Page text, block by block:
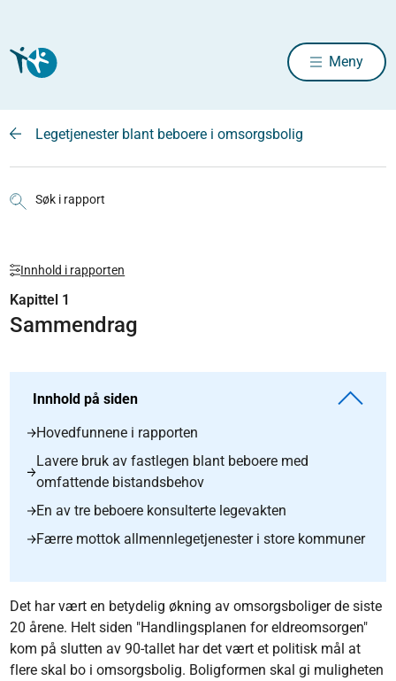
Meny
Legetjenester blant beboere i omsorgsbolig
Søk i rapport
Innhold i rapporten
Kapittel 1
Sammendrag
Innhold på siden
Hovedfunnene i rapporten
Lavere bruk av fastlegen blant beboere med
omfattende bistandsbehov
En av tre beboere konsulterte legevakten
Færre mottok allmennlegetjenester i store kommuner
Det har vært en betydelig økning av omsorgsboliger de siste
20 årene. Helt siden "Handlingsplanen for eldreomsorgen"
kom på slutten av 90-tallet har det vært et politisk mål at
flere skal bo i omsorgsbolig. Boligformen skal gi muligheten